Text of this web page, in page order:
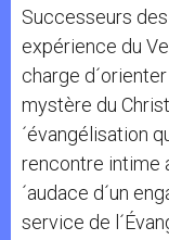
Successeurs
expérience du
charge
mystère du
´évangélisation
rencontre intime
´audace d´un
service de